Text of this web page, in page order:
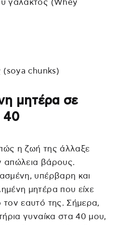
γάλακτος (Whey
(soya chunks)
μητέρα σε
40
η ζωή της άλλαξε
απώλεια βάρους.
υπέρβαρη και
μητέρα που είχε
τον εαυτό της. Σήμερα,
γυναίκα στα 40 μου,